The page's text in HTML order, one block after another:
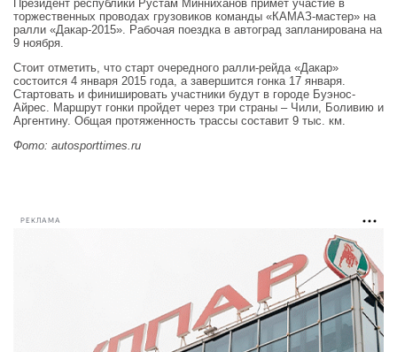
Президент республики Рустам Минниханов примет участие в
торжественных проводах грузовиков команды «КАМАЗ-мастер» на
ралли «Дакар-2015». Рабочая поездка в автоград запланирована на
9 ноября.
Стоит отметить, что старт очередного ралли-рейда «Дакар»
состоится 4 января 2015 года, а завершится гонка 17 января.
Стартовать и финишировать участники будут в городе Буэнос-
Айрес. Маршрут гонки пройдет через три страны – Чили, Боливию и
Аргентину. Общая протяженность трассы составит 9 тыс. км.
Фото: autosporttimes.ru
РЕКЛАМА